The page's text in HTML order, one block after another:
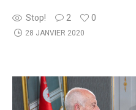
Stop! 2 0
28 JANVIER 2020